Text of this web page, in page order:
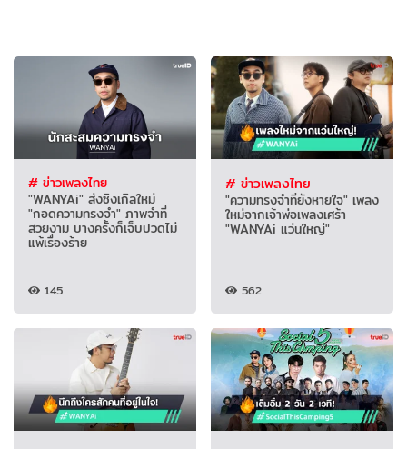
# ข่าวเพลงไทย
"WANYAi" ส่งซิงเกิลใหม่
"กอดความทรงจำ" ภาพจำที่
สวยงาม บางครั้งก็เจ็บปวดไม่
แพ้เรื่องร้าย
145
# ข่าวเพลงไทย
"ความทรงจำที่ยังหายใจ" เพลง
ใหม่จากเจ้าพ่อเพลงเศร้า
"WANYAi แว่นใหญ่"
562